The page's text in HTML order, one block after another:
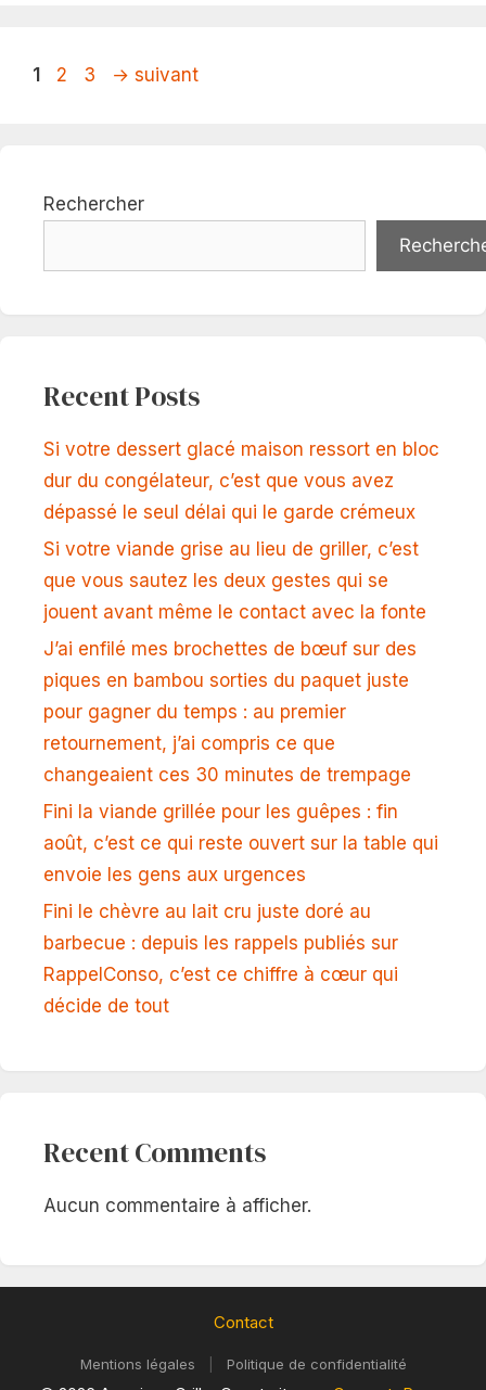
Page
1 Page
2 Page
3 → suivant
Rechercher
Recent Posts
Si votre dessert glacé maison ressort en bloc
dur du congélateur, c’est que vous avez
dépassé le seul délai qui le garde crémeux
Si votre viande grise au lieu de griller, c’est
que vous sautez les deux gestes qui se
jouent avant même le contact avec la fonte
J’ai enfilé mes brochettes de bœuf sur des
piques en bambou sorties du paquet juste
pour gagner du temps : au premier
retournement, j’ai compris ce que
changeaient ces 30 minutes de trempage
Fini la viande grillée pour les guêpes : fin
août, c’est ce qui reste ouvert sur la table qui
envoie les gens aux urgences
Fini le chèvre au lait cru juste doré au
barbecue : depuis les rappels publiés sur
RappelConso, c’est ce chiffre à cœur qui
décide de tout
Recent Comments
Aucun commentaire à afficher.
Contact
Mentions légales Politique de confidentialité